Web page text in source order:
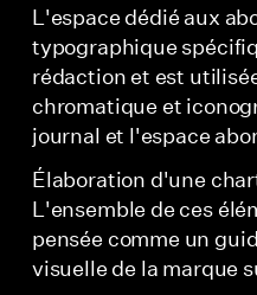
L'espace dédié aux
typographique
rédaction et est
chromatique et
journal et l'espace
Élaboration d'une
L'ensemble de ces
pensée comme un
visuelle de la marque